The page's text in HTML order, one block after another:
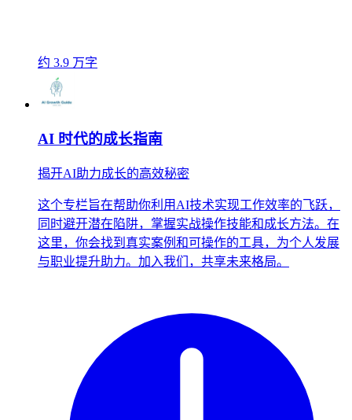
约 3.9 万字
AI 时代的成长指南
揭开AI助力成长的高效秘密
这个专栏旨在帮助你利用AI技术实现工作效率的飞跃，
同时避开潜在陷阱，掌握实战操作技能和成长方法。在
这里，你会找到真实案例和可操作的工具，为个人发展
与职业提升助力。加入我们，共享未来格局。